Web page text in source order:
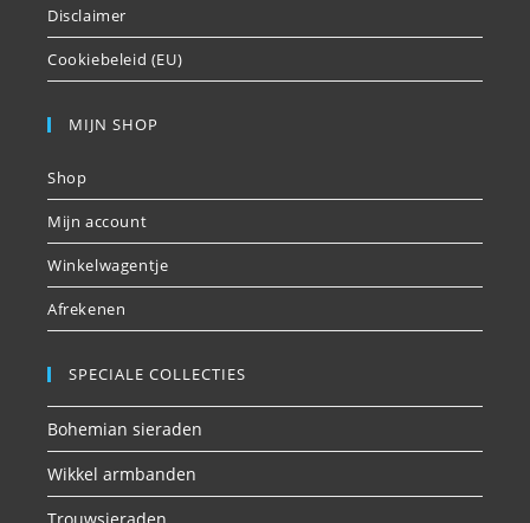
Disclaimer
Cookiebeleid (EU)
MIJN SHOP
Shop
Mijn account
Winkelwagentje
Afrekenen
SPECIALE COLLECTIES
Bohemian sieraden
Wikkel armbanden
Trouwsieraden